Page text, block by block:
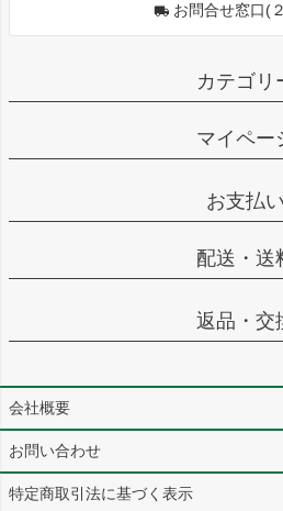
お問合せ窓口(
カテゴリ
マイペー
お支払い
配送・送
返品・交
会社概要
お問い合わせ
特定商取引法に基づく表示